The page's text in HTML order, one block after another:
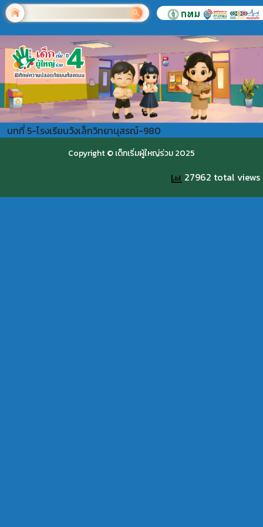
บทที่ 5-โรงเรียนวังเล็กวิทยานุสรณ์-980
Copyright © เด็กเริ่มผู้ใหญ่ร่วม 2025
27962 total views